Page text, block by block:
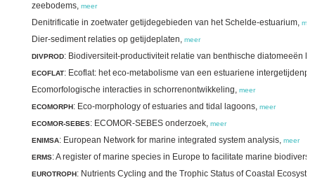
zeebodems, meer
Denitrificatie in zoetwater getijdegebieden van het Schelde-estuarium,
Dier-sediment relaties op getijdeplaten, meer
DIVPROD: Biodiversiteit-productiviteit relatie van benthische diatomeeën
ECOFLAT: Ecoflat: het eco-metabolisme van een estuariene
Ecomorfologische interacties in schorrenontwikkeling, meer
ECOMORPH: Eco-morphology of estuaries and tidal lagoons, meer
ECOMOR-SEBES: ECOMOR-SEBES onderzoek, meer
ENIMSA: European Network for marine integrated system analysis, meer
ERMS: A register of marine species in Europe to facilitate marine
EUROTROPH: Nutrients Cycling and the Trophic Status of Coastal